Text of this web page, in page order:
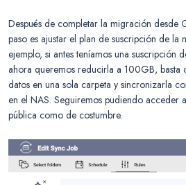
Después de completar la migración desde
paso es ajustar el plan de suscripción de la
ejemplo, si antes teníamos una suscripción
ahora queremos reducirla a 100GB,
datos en una sola carpeta y sincronizarla
en el NAS. Seguiremos pudiendo acceder
pública como de costumbre.